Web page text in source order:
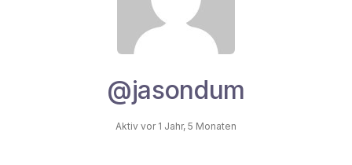
@jasondum
Aktiv vor 1 Jahr, 5 Monaten